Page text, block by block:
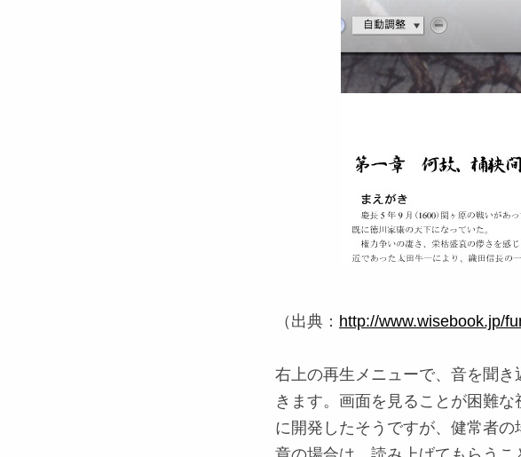
（出典： http://www.wisebook.jp/
右上の再生メニューで、音を聞
きます。画面を見ることが困難
に開発したそうですが、健常者